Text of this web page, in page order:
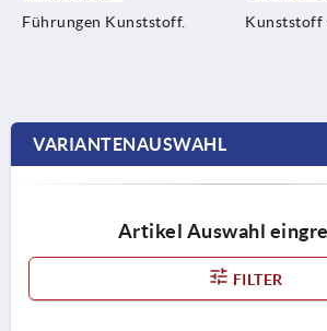
Führungen Kunststoff. Kunststoff
VARIANTENAUSWAHL
Artikel Auswahl
FILTER